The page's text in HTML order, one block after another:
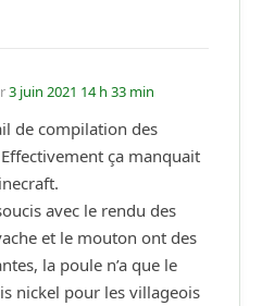
3 juin 2021 14 h 33 min
de compilation des
ça manquait
avec le rendu des
et le mouton ont des
la poule n’a que le
nickel pour les villageois